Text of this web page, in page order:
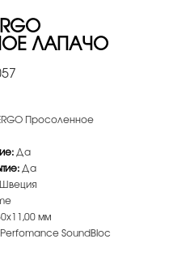
ЛАПАЧО
Просоленное
Да
Да
Швеция
мм
SoundBloc